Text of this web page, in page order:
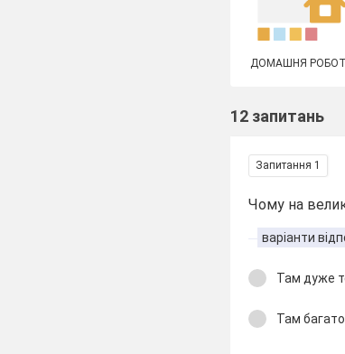
ДОМАШНЯ
12 запитань
Запитання 1
Чому на
варіанти
Там дуже
Там